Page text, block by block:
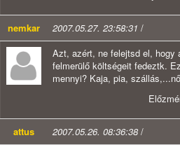
nemkar 2007.05.27. 23:58:31 /
Azt, azért, ne felejtsd el, hogy
felmerülő költségeit fedeztk.
mennyi? Kaja, pia,
attus 2007.05.26. 08:36:38 /